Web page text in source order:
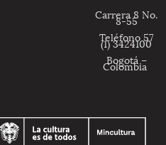
Carrera 8 No.
8-55
Teléfono 57
(1) 3424100
Bogotá –
Colombia